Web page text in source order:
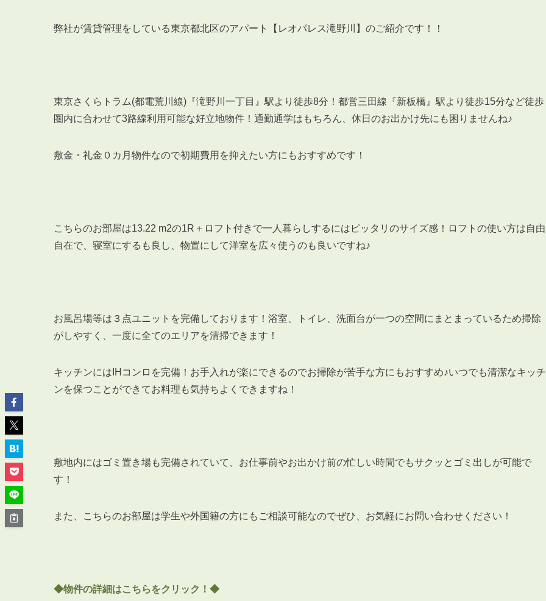
企業理念
スタッフ紹介
採用情報
仲介会社とのネットワークで情報提供力に自信あり
管理オーナー様ご紹介制度
投資不動産を売却したい方
マンションの自主管理について
会員登録
申し込みから契約の流れ
弊社が賃貸管理をしている東京都北区のアパート【レオパレス滝野川】のご紹介です！！
東京さくらトラム(都電荒川線)『滝野川一丁目』駅より徒歩8分！都営三田線『新板橋』駅より徒歩15分など徒歩
圏内に合わせて3路線利用可能な好立地物件！通勤通学はもちろん、休日のお出かけ先にも困りませんね♪
敷金・礼金０カ月物件なので初期費用を抑えたい方にもおすすめです！
こちらのお部屋は13.22 m2の1R＋ロフト付きで一人暮らしするにはピッタリのサイズ感！ロフトの使い方は自由
自在で、寝室にするも良し、物置にして洋室を広々使うのも良いですね♪
お風呂場等は３点ユニットを完備しております！浴室、トイレ、洗面台が一つの空間にまとまっているため掃除
がしやすく、一度に全てのエリアを清掃できます！
キッチンにはIHコンロを完備！お手入れが楽にできるのでお掃除が苦手な方にもおすすめ♪いつでも清潔なキッチ
ンを保つことができてお料理も気持ちよくできますね！
敷地内にはゴミ置き場も完備されていて、お仕事前やお出かけ前の忙しい時間でもサクッとゴミ出しが可能で
す！
また、こちらのお部屋は学生や外国籍の方にもご相談可能なのでぜひ、お気軽にお問い合わせください！
◆物件の詳細はこちらをクリック！◆